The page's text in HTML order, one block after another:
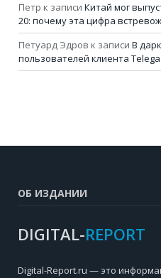
Петр к записи Китай мог
20: почему эта цифра
Петуард Эдров к записи В
пользователей клиента
ОБ ИЗДАНИИ
DIGITAL-REPORT
Digital-Report.ru — это